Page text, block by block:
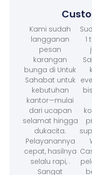
Kami sudah
langganan
pesan
karangan
bunga di Untuk
Sahabat untuk
kebutuhan
kantor—mulai
dari ucapan
selamat hingga
dukacita.
Pelayanannya
cepat, hasilnya
selalu rapi, .
Sangat
1